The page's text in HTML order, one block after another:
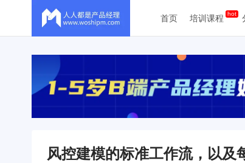
首页 培训课程
风控建模的标准工作流，以及